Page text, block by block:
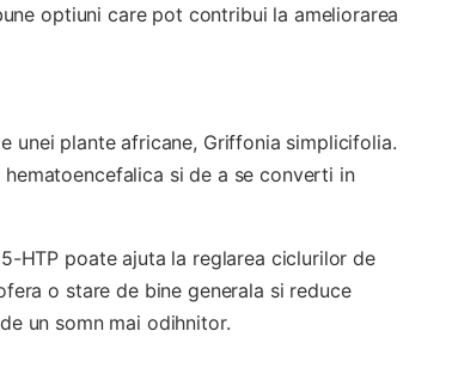
optiuni care pot contribui la ameliorarea
unei plante africane, Griffonia simplicifolia.
si de a se converti in
HTP poate ajuta la reglarea ciclurilor de
o stare de bine generala si reduce
un somn mai odihnitor.